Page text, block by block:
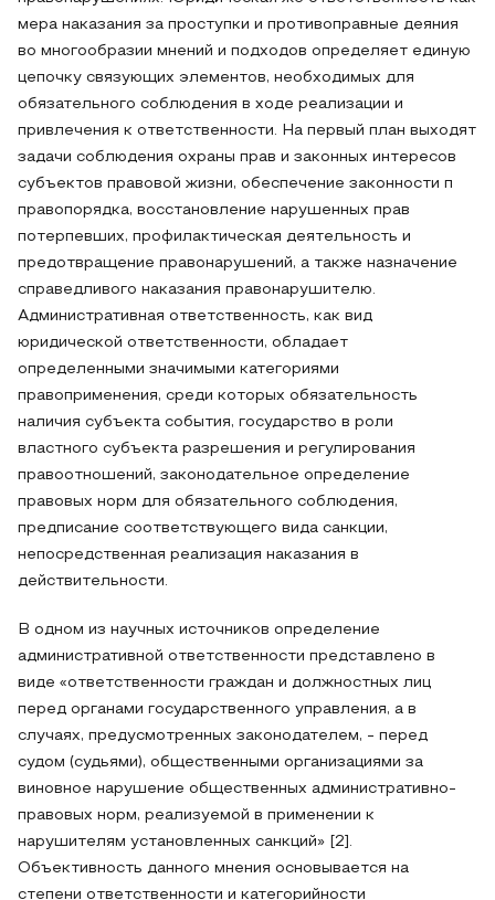
мера наказания за проступки и противоправные деяния
во многообразии мнений и подходов определяет единую
цепочку связующих элементов, необходимых для
обязательного соблюдения в ходе реализации и
привлечения к ответственности. На первый план выходят
задачи соблюдения охраны прав и законных интересов
субъектов правовой жизни, обеспечение законности п
правопорядка, восстановление нарушенных прав
потерпевших, профилактическая деятельность и
предотвращение правонарушений, а также назначение
справедливого наказания правонарушителю.
Административная ответственность, как вид
юридической ответственности, обладает
определенными значимыми категориями
правоприменения, среди которых обязательность
наличия субъекта события, государство в роли
властного субъекта разрешения и регулирования
правоотношений, законодательное определение
правовых норм для обязательного соблюдения,
предписание соответствующего вида санкции,
непосредственная реализация наказания в
действительности.
В одном из научных источников определение
административной ответственности представлено в
виде «ответственности граждан и должностных лиц
перед органами государственного управления, а в
случаях, предусмотренных законодателем, - перед
судом (судьями), общественными организациями за
виновное нарушение общественных административно-
правовых норм, реализуемой в применении к
нарушителям установленных санкций» [2].
Объективность данного мнения основывается на
степени ответственности и категорийности